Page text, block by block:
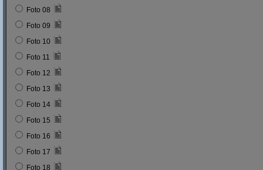
Foto 08
Foto 09
Foto 10
Foto 11
Foto 12
Foto 13
Foto 14
Foto 15
Foto 16
Foto 17
Foto 18